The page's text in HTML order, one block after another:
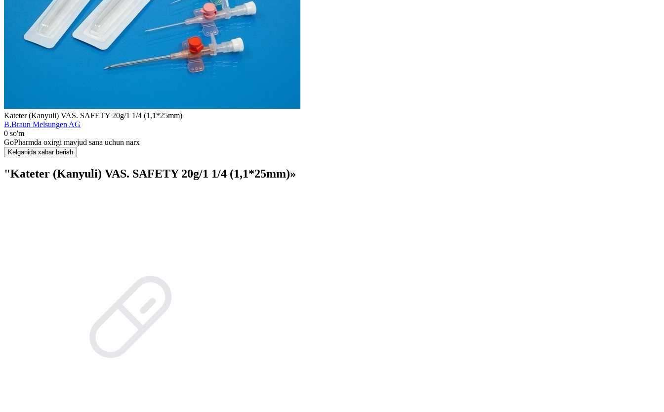
Kateter (Kanyuli) VAS. SAFETY 20g/1 1/4 (1,1*25mm)
B.Braun Melsungen AG
0 so'm
GoPharmda oxirgi mavjud sana uchun narx
Kelganida xabar berish
"Kateter (Kanyuli) VAS. SAFETY 20g/1 1/4 (1,1*25mm)»